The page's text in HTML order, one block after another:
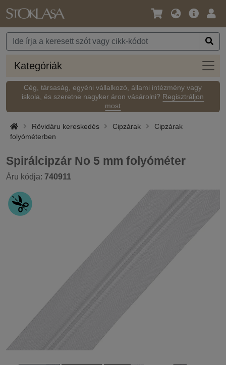
Nyelv
Pénznem
Fő
Kategóriák
Cég, társaság, egyéni vállalkozó, állami intézmény vagy
iskola, és szeretne nagyker áron vásárolni? Regisztráljon
most
Rövidáru kereskedés Cipzárak
Cipzárak
folyóméterben
Spirálcipzár No 5 mm folyóméter
Áru kódja: 740911